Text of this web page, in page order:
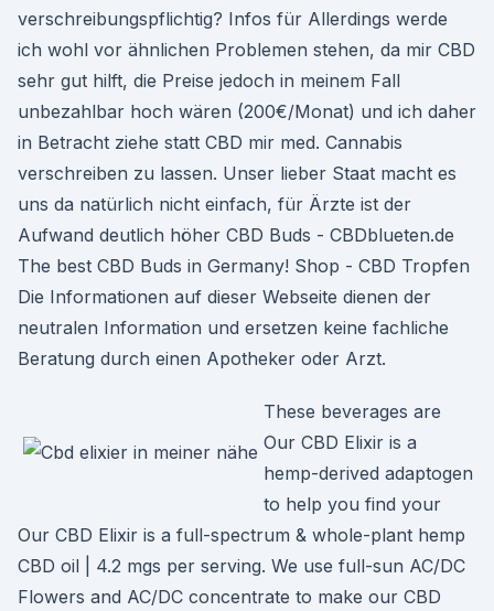
verschreibungspflichtig? Infos für Allerdings werde
ich wohl vor ähnlichen Problemen stehen, da mir CBD
sehr gut hilft, die Preise jedoch in meinem Fall
unbezahlbar hoch wären (200€/Monat) und ich daher
in Betracht ziehe statt CBD mir med. Cannabis
verschreiben zu lassen. Unser lieber Staat macht es
uns da natürlich nicht einfach, für Ärzte ist der
Aufwand deutlich höher CBD Buds - CBDblueten.de
The best CBD Buds in Germany! Shop - CBD Tropfen
Die Informationen auf dieser Webseite dienen der
neutralen Information und ersetzen keine fachliche
Beratung durch einen Apotheker oder Arzt.
These beverages are
Our CBD Elixir is a
hemp-derived adaptogen
to help you find your
Our CBD Elixir is a full-spectrum & whole-plant hemp
CBD oil | 4.2 mgs per serving. We use full-sun AC/DC
Flowers and AC/DC concentrate to make our CBD